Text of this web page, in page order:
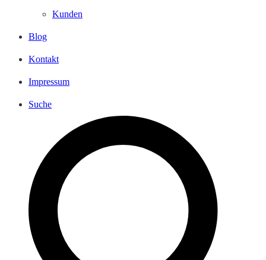
Kunden
Blog
Kontakt
Impressum
Suche